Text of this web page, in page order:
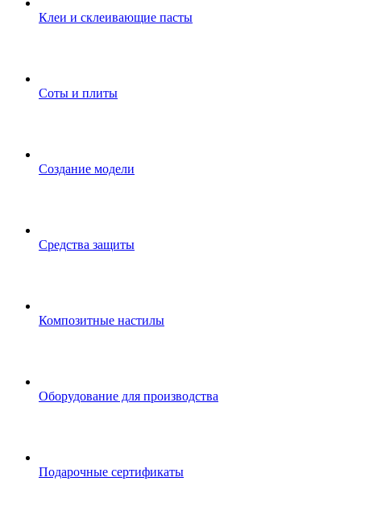
Клеи и склеивающие пасты
Соты и плиты
Создание модели
Средства защиты
Композитные настилы
Оборудование для производства
Подарочные сертификаты